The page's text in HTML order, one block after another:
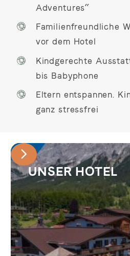
Adventures“
Familienfreundliche
vor dem Hotel
Kindgerechte
bis Babyphone
Eltern entspannen.
ganz stressfrei
UNSER HOTEL